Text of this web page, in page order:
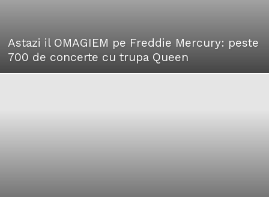
Astazi il OMAGIEM pe Freddie Mercury: peste
700 de concerte cu trupa Queen